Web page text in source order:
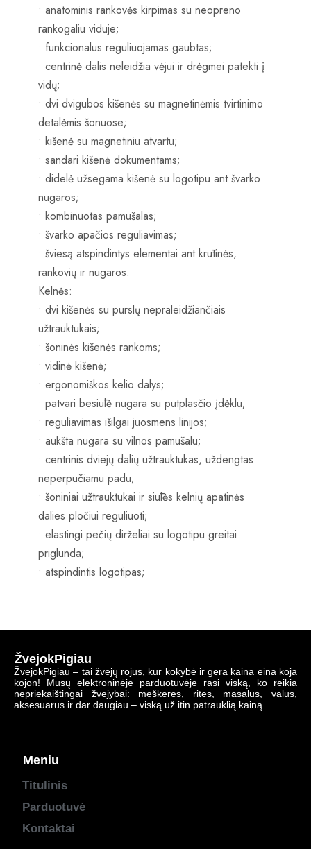
• anatominis rankovės kirpimas su neopreno
rankogaliu viduje;
• funkcionalus reguliuojamas gaubtas;
• centrinė dalis neleidžia vėjui ir drėgmei patekti į
vidų;
• dvi dvigubos kišenės su magnetinėmis tvirtinimo
detalėmis šonuose;
• kišenė su magnetiniu atvartu;
• sandari kišenė dokumentams;
• didelė užsegama kišenė su logotipu ant švarko
nugaros;
• kombinuotas pamušalas;
• švarko apačios reguliavimas;
• šviesą atspindintys elementai ant krūtinės,
rankovių ir nugaros.
Kelnės:
• dvi kišenės su purslų nepraleidžiančiais
užtrauktukais;
• šoninės kišenės rankoms;
• vidinė kišenė;
• ergonomiškos kelio dalys;
• patvari besiūlė nugara su putplasčio įdėklu;
• reguliavimas išilgai juosmens linijos;
• aukšta nugara su vilnos pamušalu;
• centrinis dviejų dalių užtrauktukas, uždengtas
neperpučiamu padu;
• šoniniai užtrauktukai ir siūlės kelnių apatinės
dalies pločiui reguliuoti;
• elastingi pečių dirželiai su logotipu greitai
priglunda;
• atspindintis logotipas;
ŽvejokPigiau
ŽvejokPigiau – tai žvejų rojus, kur kokybė ir gera kaina eina koja
kojon! Mūsų elektroninėje parduotuvėje rasi viską, ko reikia
nepriekaištingai žvejybai: meškeres, rites, masalus, valus,
aksesuarus ir dar daugiau – viską už itin patrauklią kainą.
Meniu
Titulinis
Parduotuvė
Kontaktai